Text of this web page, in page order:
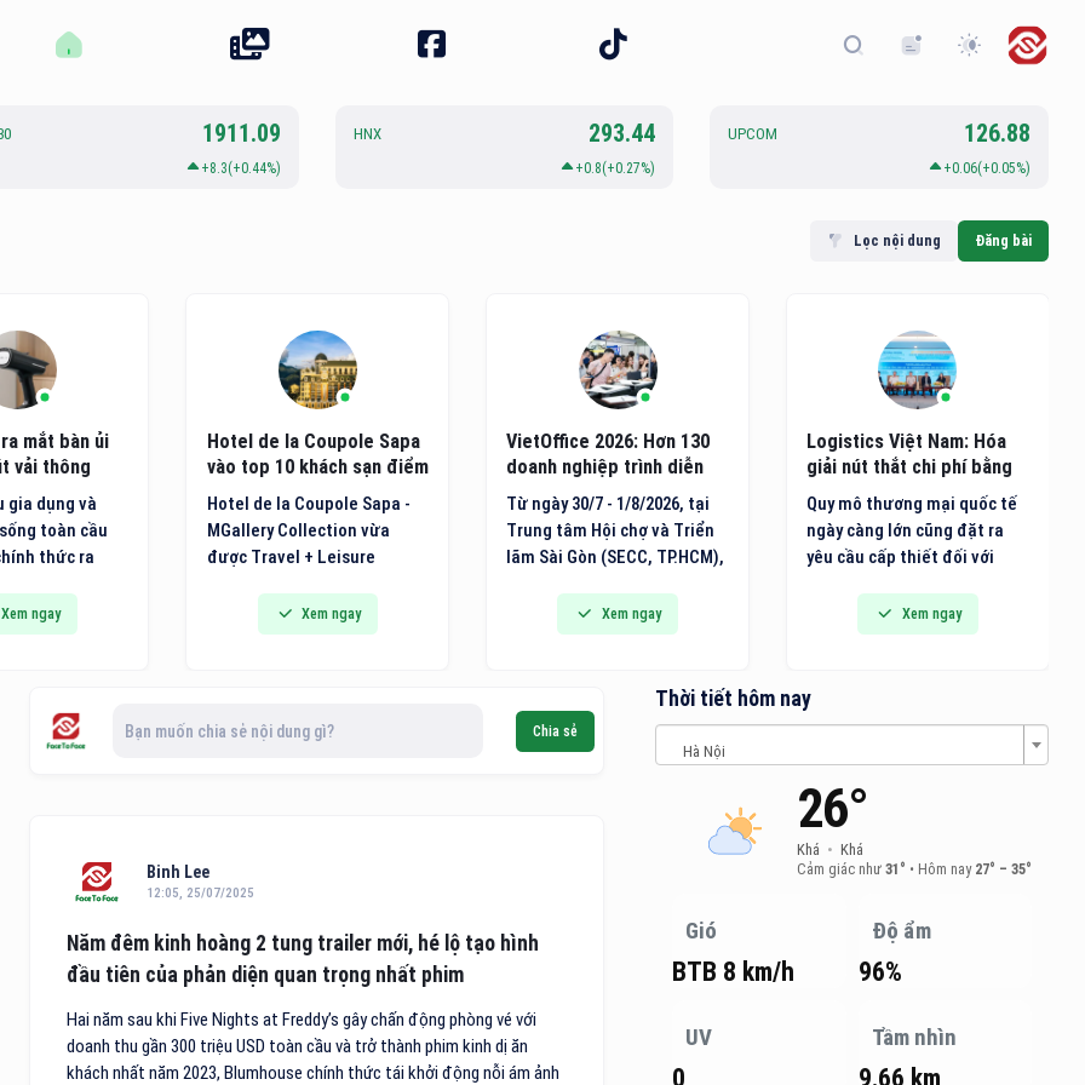
1911.09
+8.3(+0.44%)
HNX 293.44
+0.8(+0.27%)
UPCOM 126.88
+0.06(+0.05%)
Lọc nội dung Đăng bài
mắt bàn ủi
vải thông
gia dụng và
toàn cầu
thức ra
mới tích hợp
vải thông
pháp công
việc chăm
Xem ngay
Hotel de la Coupole Sapa
vào top 10 khách sạn điểm
đến nội địa hàng đầu Việt
Nam
Hotel de la Coupole Sapa -
MGallery Collection vừa
được Travel + Leisure
Á - Thái Bình Dương 2026
vinh danh trong danh sách
Xem ngay
VietOffice 2026: Hơn 130
doanh nghiệp trình diễn
công nghệ văn phòng mới
Từ ngày 30/7 - 1/8/2026, tại
Trung tâm Hội chợ và Triển
lãm Sài Gòn (SECC, TP.HCM),
pháp Văn phòng thông minh,
Thiết bị, Máy và Văn phòng
Xem ngay
Logistics Việt Nam: Hóa
giải nút thắt chi phí bằng
hạ tầng xanh và công nghệ
AI
Quy mô thương mại quốc tế
ngày càng lớn cũng đặt ra
yêu cầu cấp thiết đối với
ngành logistics của Việt
Nam. Năng lực logistics
lưu chuyển hàng hóa mà còn
quyết định khả năng thu hút
và vị thế của quốc gia trong
chuỗi cung ứng toàn cầu.
Xem ngay
Bạn muốn chia sẻ nội dung gì? Chia sẻ
Binh Lee
12:05, 25/07/2025
Năm đêm kinh hoàng 2 tung trailer mới, hé lộ tạo hình
đầu tiên của phản diện quan trọng nhất phim
Hai năm sau khi Five Nights at Freddy’s gây chấn động phòng vé với
doanh thu gần 300 triệu USD toàn cầu và trở thành phim kinh dị ăn
khách nhất năm 2023, Blumhouse chính thức tái khởi động nỗi ám ảnh
Thời tiết hôm nay
Hà Nội
26°
Khá • Khá
Cảm giác như 31° • Hôm nay 27° – 35°
Gió
BTB 8 km/h
Độ ẩm
96%
UV
0
Tầm nhìn
9.66 km